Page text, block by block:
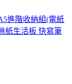
進階收納組(電紙
紙生活板 快寫筆